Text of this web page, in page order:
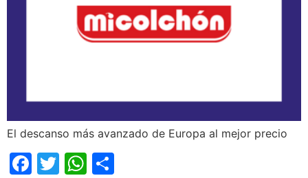
El descanso más avanzado de Europa al mejor precio
Facebook
TwitterWhatsApp